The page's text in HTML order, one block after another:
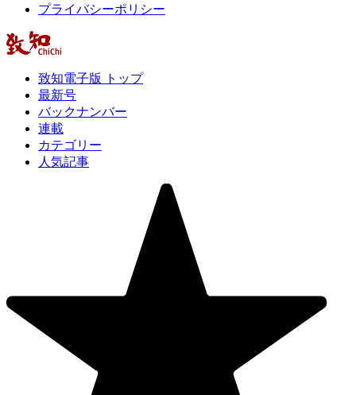
プライバシーポリシー
致知電子版 トップ
最新号
バックナンバー
連載
カテゴリー
人気記事